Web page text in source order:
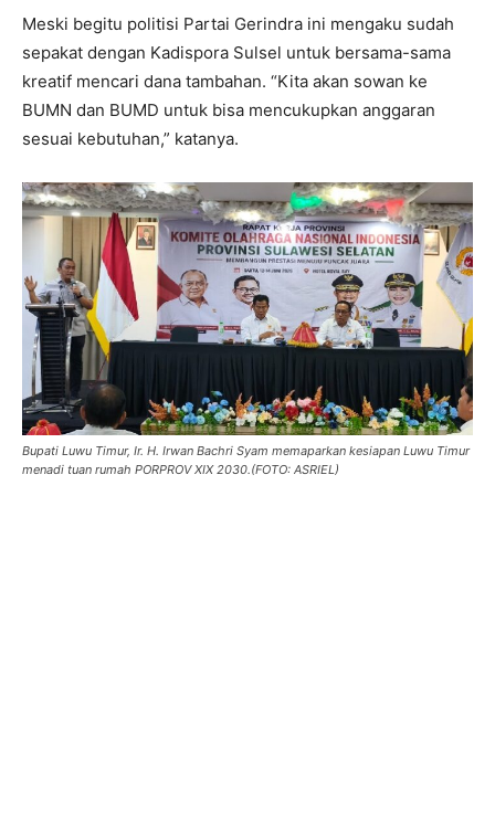
Meski begitu politisi Partai Gerindra ini mengaku sudah
sepakat dengan Kadispora Sulsel untuk bersama-sama
kreatif mencari dana tambahan. “Kita akan sowan ke
BUMN dan BUMD untuk bisa mencukupkan anggaran
sesuai kebutuhan,” katanya.
Bupati Luwu Timur, Ir. H. Irwan Bachri Syam memaparkan kesiapan Luwu Timur
menadi tuan rumah PORPROV XIX 2030.(FOTO: ASRIEL)